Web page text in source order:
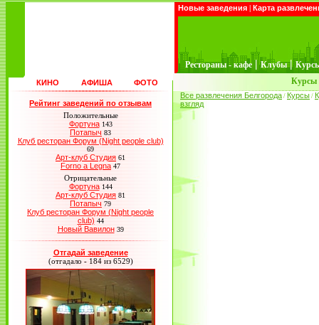
Новые заведения | Карта
Рестораны - кафе | Клубы |
КИНО АФИША ФОТО Курсы
Рейтинг заведений по отзывам
Положительные
Фортуна 143
Потапыч 83
Клуб ресторан Форум (Night people club)
69
Арт-клуб Студия 61
Forno a Legna 47
Отрицательные
Фортуна 144
Арт-клуб Студия 81
Потапыч 79
Клуб ресторан Форум (Night people
club) 44
Новый Вавилон 39
Отгадай заведение
(отгадало - 184 из 6529)
Все развлечения Белгорода / Курсы /
взгляд